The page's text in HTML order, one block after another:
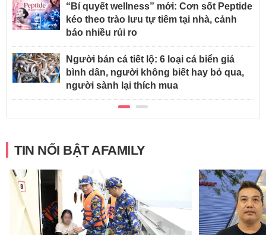
“Bí quyết wellness” mới: Cơn sốt Peptide
kéo theo trào lưu tự tiêm tại nhà, cảnh
báo nhiều rủi ro
Người bán cá tiết lộ: 6 loại cá biển giá
bình dân, người không biết hay bỏ qua,
người sành lại thích mua
TIN NỔI BẬT AFAMILY